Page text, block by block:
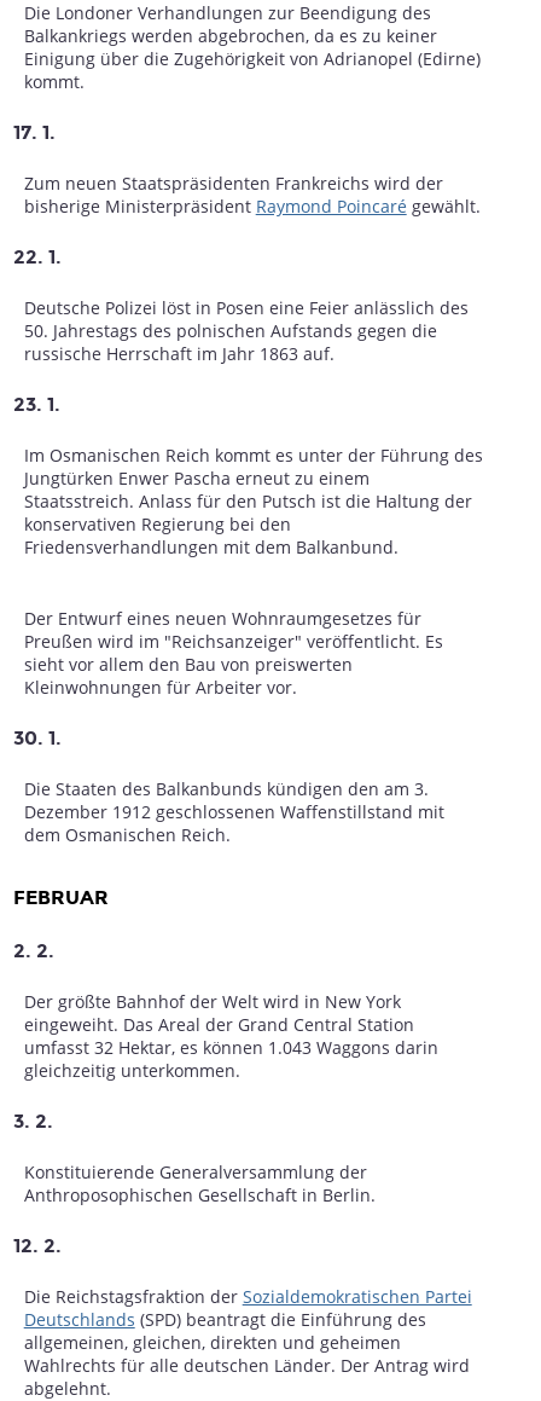
Die Londoner Verhandlungen zur Beendigung des
Balkankriegs werden abgebrochen, da es zu keiner
Einigung über die Zugehörigkeit von Adrianopel (Edirne)
kommt.
17. 1.
Zum neuen Staatspräsidenten Frankreichs wird der
bisherige Ministerpräsident Raymond Poincaré gewählt.
22. 1.
Deutsche Polizei löst in Posen eine Feier anlässlich des
50. Jahrestags des polnischen Aufstands gegen die
russische Herrschaft im Jahr 1863 auf.
23. 1.
Im Osmanischen Reich kommt es unter der Führung des
Jungtürken Enwer Pascha erneut zu einem
Staatsstreich. Anlass für den Putsch ist die Haltung der
konservativen Regierung bei den
Friedensverhandlungen mit dem Balkanbund.
Der Entwurf eines neuen Wohnraumgesetzes für
Preußen wird im "Reichsanzeiger" veröffentlicht. Es
sieht vor allem den Bau von preiswerten
Kleinwohnungen für Arbeiter vor.
30. 1.
Die Staaten des Balkanbunds kündigen den am 3.
Dezember 1912 geschlossenen Waffenstillstand mit
dem Osmanischen Reich.
FEBRUAR
2. 2.
Der größte Bahnhof der Welt wird in New York
eingeweiht. Das Areal der Grand Central Station
umfasst 32 Hektar, es können 1.043 Waggons darin
gleichzeitig unterkommen.
3. 2.
Konstituierende Generalversammlung der
Anthroposophischen Gesellschaft in Berlin.
12. 2.
Die Reichstagsfraktion der Sozialdemokratischen Partei
Deutschlands (SPD) beantragt die Einführung des
allgemeinen, gleichen, direkten und geheimen
Wahlrechts für alle deutschen Länder. Der Antrag wird
abgelehnt.